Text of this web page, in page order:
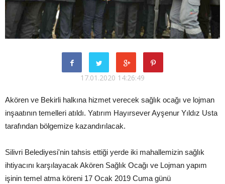
17.01.2020 14:26:49
Akören ve Bekirli halkına hizmet verecek sağlık ocağı ve lojman
inşaatının temelleri atıldı. Yatırım Hayırsever Ayşenur Yıldız Usta
tarafından bölgemize kazandırılacak.
Silivri Belediyesi'nin tahsis ettiği yerde iki mahallemizin sağlık
ihtiyacını karşılayacak Akören Sağlık Ocağı ve Lojman yapım
işinin temel atma köreni 17 Ocak 2019 Cuma günü